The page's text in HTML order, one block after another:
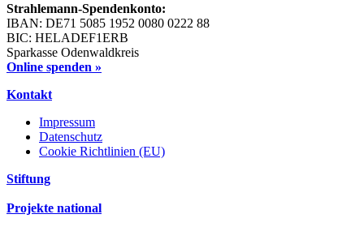
Strahlemann-Spendenkonto:
IBAN: DE71 5085 1952 0080 0222 88
BIC: HELADEF1ERB
Sparkasse Odenwaldkreis
Online spenden »
Kontakt
Impressum
Datenschutz
Cookie Richtlinien (EU)
Stiftung
Projekte national